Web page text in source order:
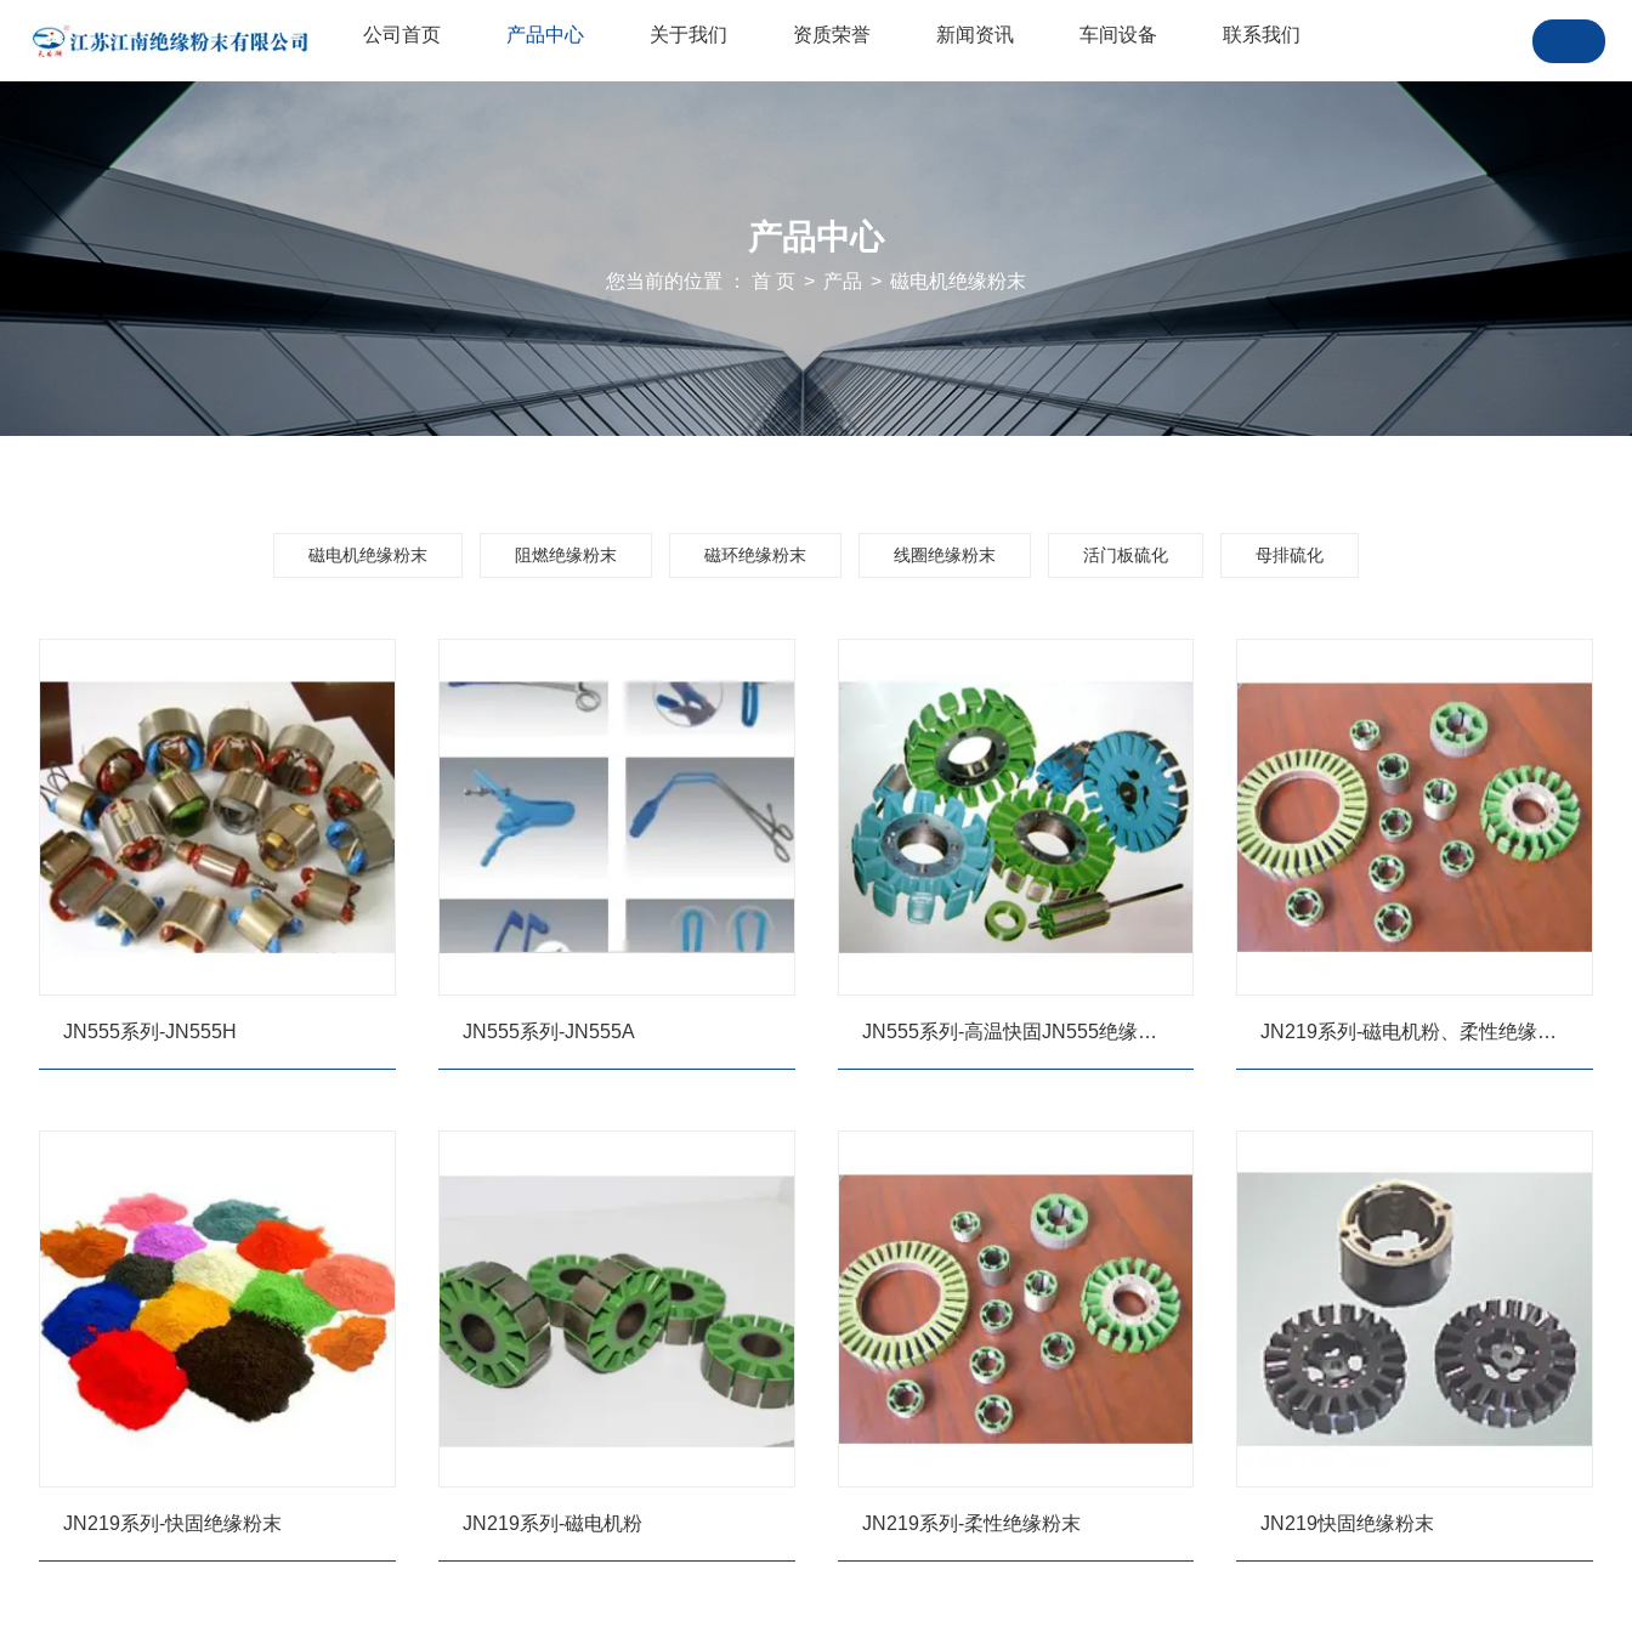
公司首页 产品中心 关于我们 资质荣誉 新闻资讯 车间设备 联系我们
产品中心
您当前的位置 ： 首 页 > 产品 > 磁电机绝缘粉末
磁电机绝缘粉末 阻燃绝缘粉末 磁环绝缘粉末 线圈绝缘粉末 活门板硫化 母排硫化
JN555系列-JN555H JN555系列-JN555A
JN555系列-高温快固JN555绝缘粉
JN219系列-磁电机粉、柔性绝缘粉
JN219系列-快固绝缘粉末 JN219系列-磁电机粉 JN219系列-柔性绝缘粉末 JN219快固绝缘粉末